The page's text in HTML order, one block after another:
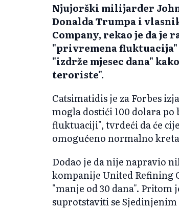
Njujorški milijarder
Donalda Trumpa i
Company, rekao je da je
"privremena fluktuacija"
"izdrže mjesec dana"
teroriste".
Catsimatidis je za Forbes
mogla dostići 100 dolara
fluktuaciji", tvrdeći da će
omogućeno normalno
Dodao je da nije napravio
kompanije United Refining
"manje od 30 dana".
suprotstaviti se